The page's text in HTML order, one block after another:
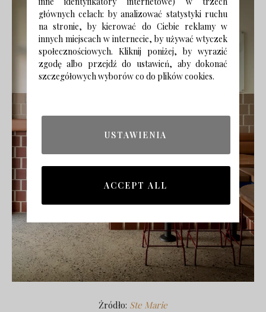
Źródło: Ste Marie
głównych celach: by analizować statystyki ruchu
na stronie, by kierować do Ciebie reklamy w
innych miejscach w internecie, by używać wtyczek
społecznościowych. Kliknij poniżej, by wyrazić
zgodę albo przejdź do ustawień, aby dokonać
szczegółowych wyborów co do plików cookies.
USTAWIENIA
ACCEPT ALL